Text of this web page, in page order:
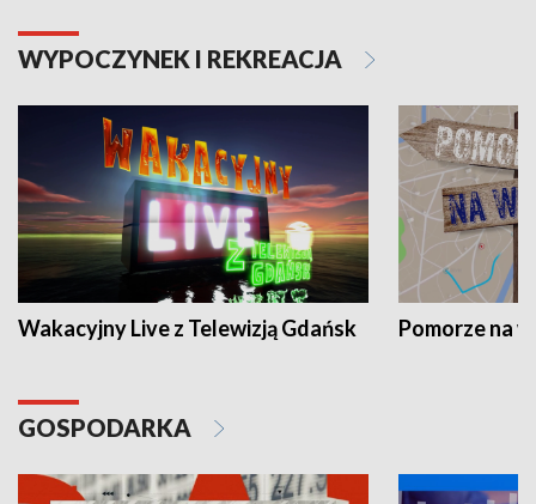
WYPOCZYNEK I REKREACJA
Wakacyjny Live z Telewizją Gdańsk Pomorze na
GOSPODARKA